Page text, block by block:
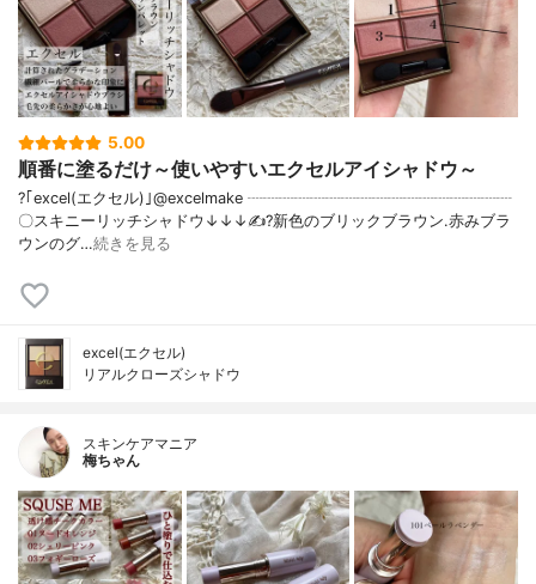
5.00
順番に塗るだけ～使いやすいエクセルアイシャドウ～
?｢excel(エクセル)｣@excelmake ┈┈┈┈┈┈┈┈┈┈┈┈┈┈┈┈┈
〇スキニーリッチシャドウ↓↓↓✍️?新色のブリックブラウン.赤みブラ
ウンのグ…続きを見る
excel(エクセル)
リアルクローズシャドウ
スキンケアマニア
梅ちゃん